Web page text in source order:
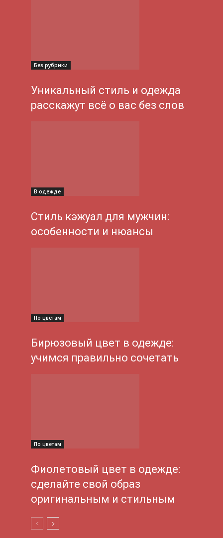
Без рубрики
Уникальный стиль и одежда
расскажут всё о вас без слов
В одежде
Стиль кэжуал для мужчин:
особенности и нюансы
По цветам
Бирюзовый цвет в одежде:
учимся правильно сочетать
По цветам
Фиолетовый цвет в одежде:
сделайте свой образ
оригинальным и стильным